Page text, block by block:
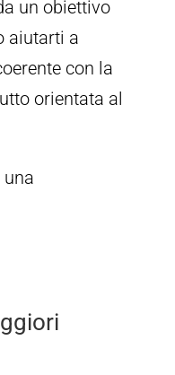
un obiettivo
aiutarti a
con la
orientata al